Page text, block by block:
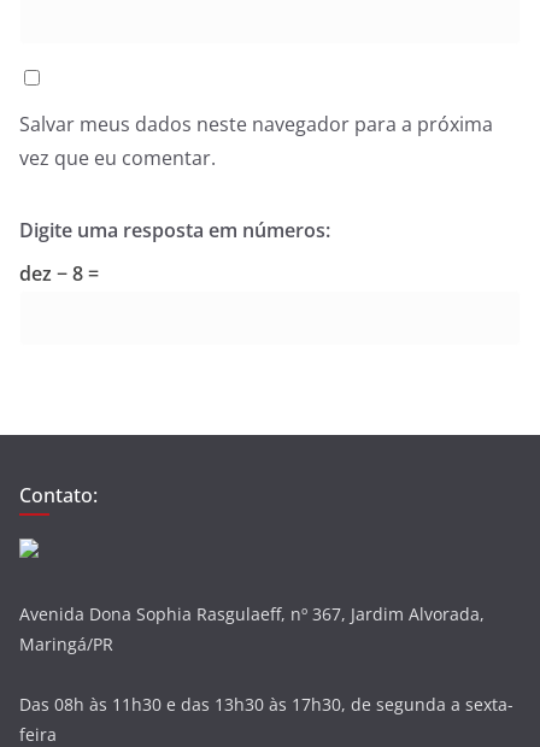
Salvar meus dados neste navegador para a próxima
vez que eu comentar.
Digite uma resposta em números:
dez − 8 =
Contato:
Avenida Dona Sophia Rasgulaeff, nº 367, Jardim Alvorada,
Maringá/PR
Das 08h às 11h30 e das 13h30 às 17h30, de segunda a sexta-
feira